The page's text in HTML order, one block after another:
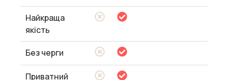
Найкраща
якість
Без черги
Приватний